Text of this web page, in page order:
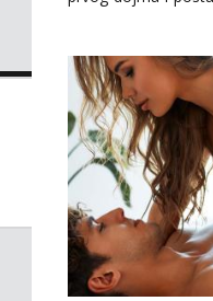
Važno je izbjeći
informacija, jer
povjerenje.